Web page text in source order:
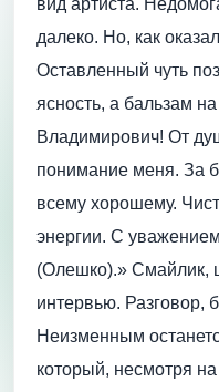
вид артиста.
далеко. Но, как
Оставленный чуть
ясность, а бальзам
Владимирович! От
понимание меня. За
всему хорошему.
энергии. С
(Олешко).» Смайлик,
интервью. Разговор,
Неизменным
который, несмотря